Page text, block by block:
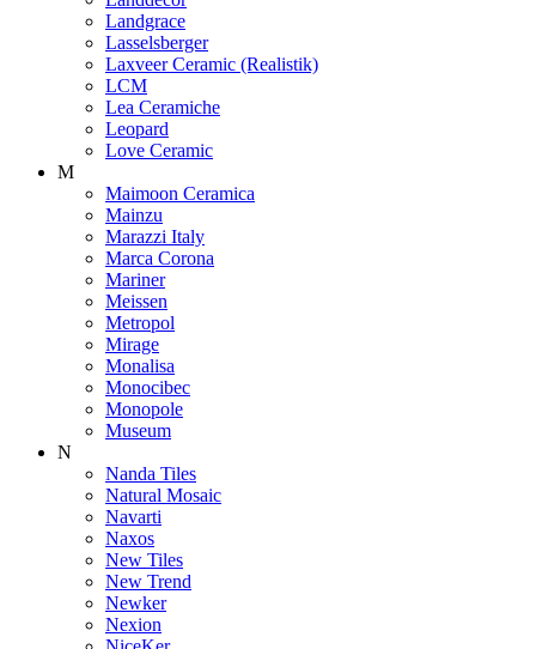
Landgrace
Lasselsberger
Laxveer Ceramic (Realistik)
LCM
Lea Ceramiche
Leopard
Love Ceramic
M
Maimoon Ceramica
Mainzu
Marazzi Italy
Marca Corona
Mariner
Meissen
Metropol
Mirage
Monalisa
Monocibec
Monopole
Museum
N
Nanda Tiles
Natural Mosaic
Navarti
Naxos
New Tiles
New Trend
Newker
Nexion